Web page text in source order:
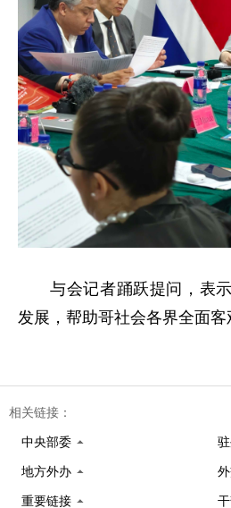
与会记者踊跃提问，表
发展，帮助哥社会各界全面客
相关链接：
中央部委
地方外办
重要链接